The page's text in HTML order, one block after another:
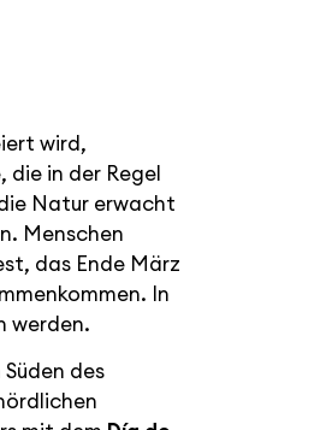
wird,
die in der Regel
Natur erwacht
Menschen
das Ende März
In
werden.
des